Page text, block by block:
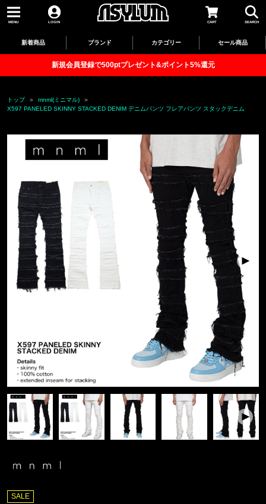
MENU LOGIN CART SEARCH
新着商品 ブランド カテゴリー セール商品
新規会員登録で500ptプレゼント&ポイント5%還元
トップ
mnml(ミニマル)
X597 PANELED SKINNY STACKED DENIM デニムパンツ フレアパンツ スタックデニム
SALE